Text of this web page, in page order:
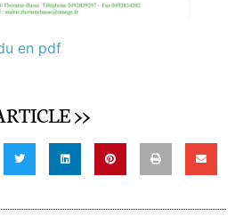
en pdf
>>